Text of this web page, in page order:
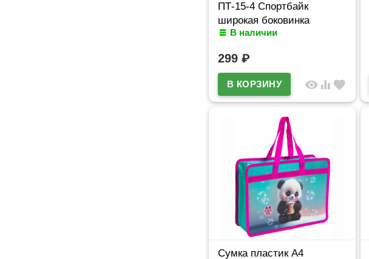
ПТ-15-4 Спортбайк
широкая боковинка
В наличии
299 ₽
visibility equalizer favorite
Сумка пластик А4